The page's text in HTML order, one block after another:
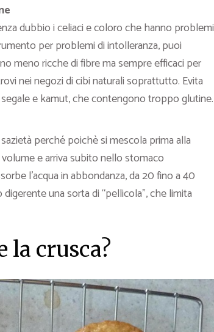
dubbio i celiaci e coloro che hanno problemi
per problemi di intolleranza, puoi
meno ricche di fibre ma sempre efficaci per
nei negozi di cibi naturali soprattutto. Evita
segale e kamut, che contengono troppo glutine.
perché poichè si mescola prima alla
e arriva subito nello stomaco
l’acqua in abbondanza, da 20 fino a 40
una sorta di “pellicola”, che limita
la crusca?